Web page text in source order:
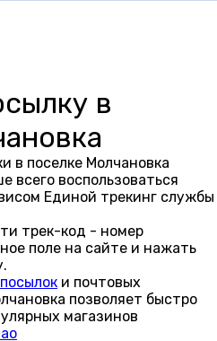
в
в поселке Молчановка
всего воспользоваться
Единой трекинг службы
трек-код - номер
поле на сайте и нажать
и почтовых
позволяет быстро
магазинов